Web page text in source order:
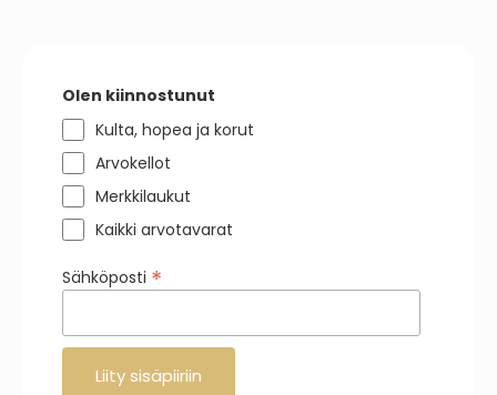
Olen kiinnostunut
Kulta, hopea ja korut
Arvokellot
Merkkilaukut
Kaikki arvotavarat
Sähköposti *